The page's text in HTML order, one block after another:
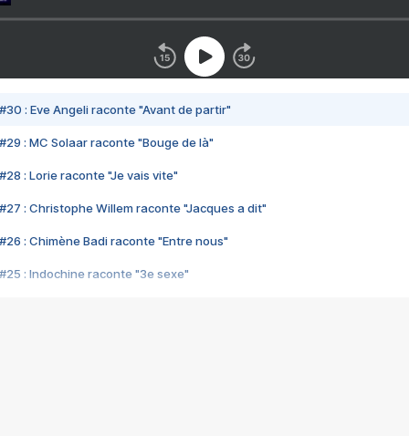
#30 : Eve Angeli raconte "Avant de partir"
#29 : MC Solaar raconte "Bouge de là"
#28 : Lorie raconte "Je vais vite"
#27 : Christophe Willem raconte "Jacques a dit"
#26 : Chimène Badi raconte "Entre nous"
#25 : Indochine raconte "3e sexe"